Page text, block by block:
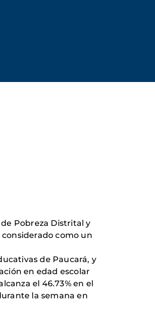
Pobreza Distrital y
como un
de Paucará, y
en edad escolar
el 46.73% en el
la semana en